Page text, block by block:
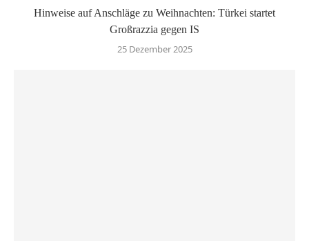
Hinweise auf Anschläge zu Weihnachten: Türkei startet
Großrazzia gegen IS
25 Dezember 2025